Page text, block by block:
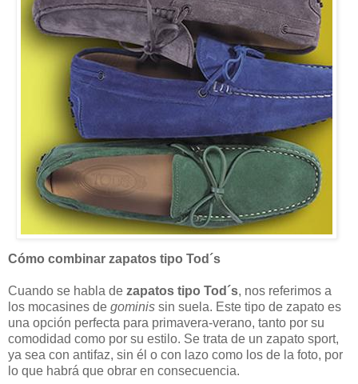
Cómo combinar zapatos tipo Tod´s
Cuando se habla de zapatos tipo Tod´s, nos referimos a
los mocasines de gominis sin suela. Este tipo de zapato es
una opción perfecta para primavera-verano, tanto por su
comodidad como por su estilo. Se trata de un zapato sport,
ya sea con antifaz, sin él o con lazo como los de la foto, por
lo que habrá que obrar en consecuencia.